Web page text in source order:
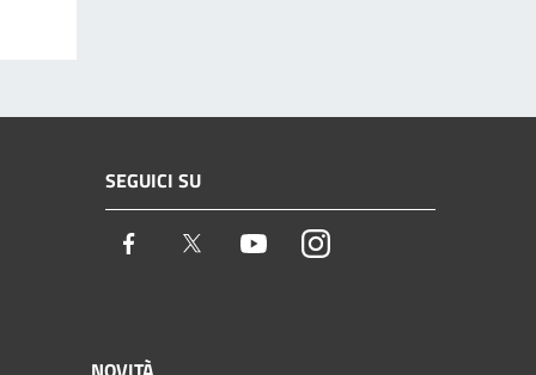
SEGUICI SU
Facebook Twitter YoutubeInstagram